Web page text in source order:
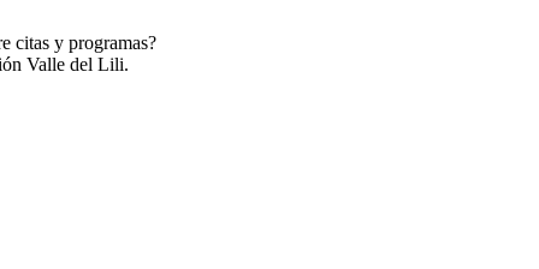
citas y programas?
Valle del Lili.